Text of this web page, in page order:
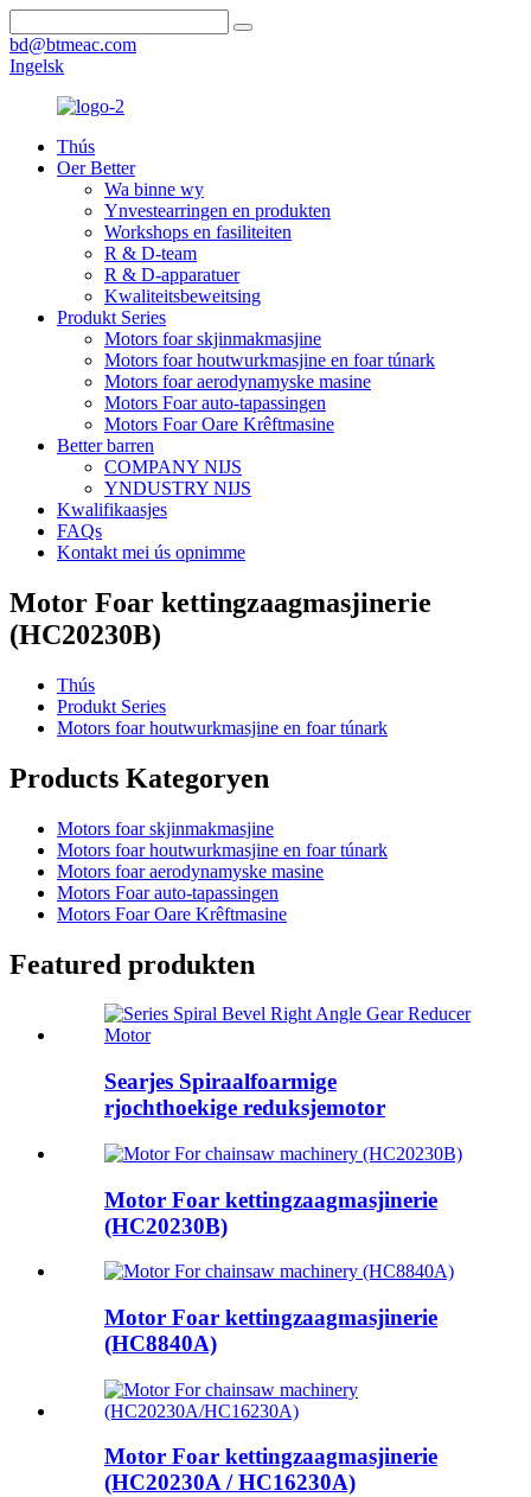
bd@btmeac.com
Ingelsk
Thús
Oer Better
Wa binne wy
Ynvestearringen en produkten
Workshops en fasiliteiten
R & D-team
R & D-apparatuer
Kwaliteitsbeweitsing
Produkt Series
Motors foar skjinmakmasjine
Motors foar houtwurkmasjine en foar túnark
Motors foar aerodynamyske masine
Motors Foar auto-tapassingen
Motors Foar Oare Krêftmasine
Better barren
COMPANY NIJS
YNDUSTRY NIJS
Kwalifikaasjes
FAQs
Kontakt mei ús opnimme
Motor Foar kettingzaagmasjinerie
(HC20230B)
Thús
Produkt Series
Motors foar houtwurkmasjine en foar túnark
Products Kategoryen
Motors foar skjinmakmasjine
Motors foar houtwurkmasjine en foar túnark
Motors foar aerodynamyske masine
Motors Foar auto-tapassingen
Motors Foar Oare Krêftmasine
Featured produkten
Searjes Spiraalfoarmige
rjochthoekige reduksjemotor
Motor Foar kettingzaagmasjinerie
(HC20230B)
Motor Foar kettingzaagmasjinerie
(HC8840A)
Motor Foar kettingzaagmasjinerie
(HC20230A / HC16230A)